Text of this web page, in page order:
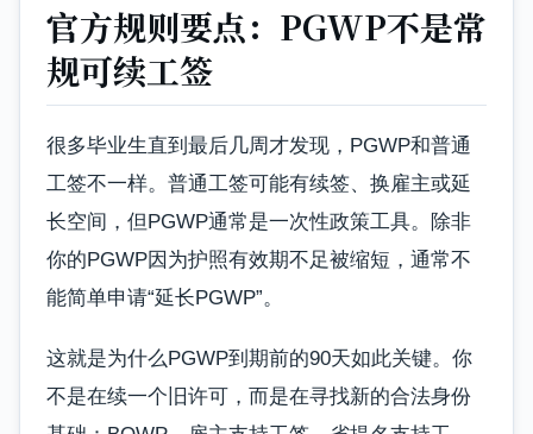
官方规则要点：PGWP不是常
规可续工签
很多毕业生直到最后几周才发现，PGWP和普通
工签不一样。普通工签可能有续签、换雇主或延
长空间，但PGWP通常是一次性政策工具。除非
你的PGWP因为护照有效期不足被缩短，通常不
能简单申请“延长PGWP”。
这就是为什么PGWP到期前的90天如此关键。你
不是在续一个旧许可，而是在寻找新的合法身份